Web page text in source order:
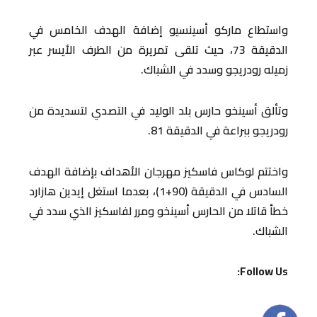
واستطاع ماركو أسينسيو إضافة الهدف الخامس في
الدقيقة 73، حيث تلقى تمريرة من الطرف الأيسر عبر
زميله رودريجو وسدد في الشباك.
وتألق أسينخو حارس بلد الوليد في التصدي لتسديدة من
رودريجو ببراعة في الدقيقة 81.
واختتم لوكاس فاسكيز مهرجان الأهداف بإضافة الهدف
السادس في الدقيقة (90+1)، بعدما استغل إيدين هازارد
خطأ قاتلا من الحارس أسينخو ومرر لفاسكيز الذي سدد في
الشباك.
Follow Us: